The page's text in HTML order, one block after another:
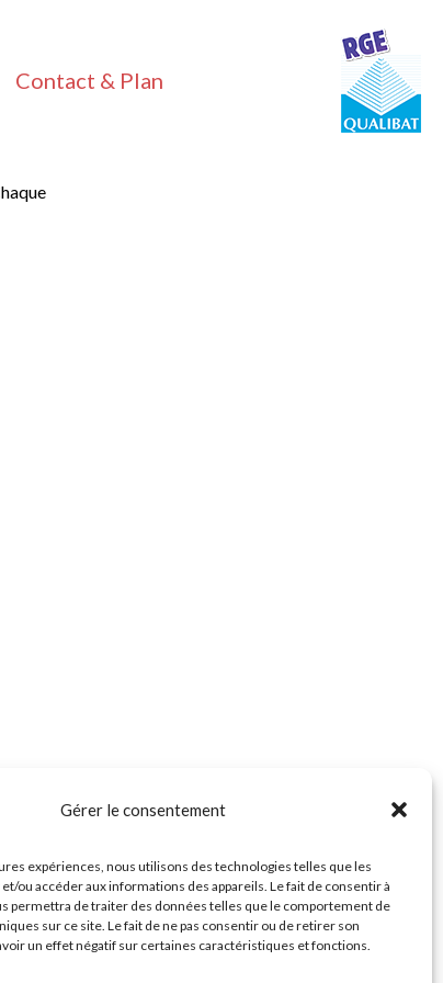
Gérer le consentement
expériences, nous utilisons des technologies telles que les
ou accéder aux informations des appareils. Le fait de consentir à
permettra de traiter des données telles que le comportement de
sur ce site. Le fait de ne pas consentir ou de retirer son
un effet négatif sur certaines caractéristiques et fonctions.
Contact & Plan